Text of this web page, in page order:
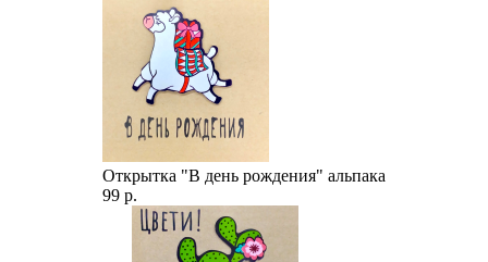
Открытка "В день рождения" альпака
99 р.